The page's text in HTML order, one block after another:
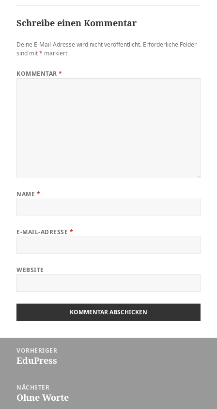
Schreibe einen Kommentar
Deine E-Mail-Adresse wird nicht veröffentlicht. Erforderliche Felder
sind mit* markiert
KOMMENTAR*
NAME *
E-MAIL-ADRESSE *
WEBSITE
VORHERIGER
Vorheriger
EduPress
NÄCHSTER
Nächster
Ohne Worte